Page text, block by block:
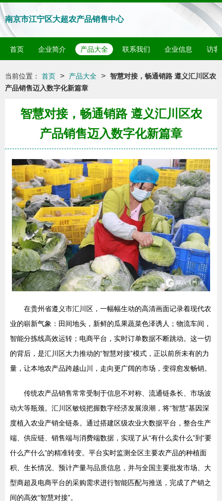
南京市江宁区大超农产品销售中心
首页 企业简介 产品大全 联系我们 企业信息 访客
当前位置： 首页 > 产品大全 > 智慧对接，畅通销路 遵义汇川区农
产品销售迈入数字化新篇章
智慧对接，畅通销路 遵义汇川区农
产品销售迈入数字化新篇章
在贵州省遵义市汇川区，一幅幅生动的高清画面记录着现代农
业的崭新气象：田间地头，新鲜的瓜果蔬菜色泽诱人；物流车间，
智能分拣线高效运转；电商平台，实时订单数据不断跳动。这一切
的背后，是汇川区大力推动的“智慧对接”模式，正以前所未有的力
量，让本地农产品跨越山川，走向更广阔的市场，变得愈发畅销。
传统农产品销售常常受制于信息不对称、流通链条长、市场波
动大等瓶颈。汇川区敏锐把握数字经济发展浪潮，将“智慧”基因深
度植入农业产销全链条。通过搭建区级农业大数据平台，整合生产
端、供应链、销售端与消费端数据，实现了从“有什么卖什么”到“要
什么产什么”的精准转变。平台实时监测全区主要农产品的种植面
积、生长情况、预计产量与品质信息，并与全国主要批发市场、大
型商超及电商平台的采购需求进行智能匹配与推送，完成了产销之
间的高效“智慧对接”。